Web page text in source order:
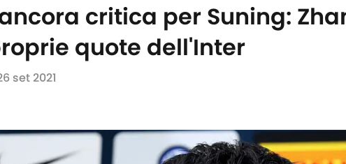
critica per Suning:
quote dell'Inter
set 2021